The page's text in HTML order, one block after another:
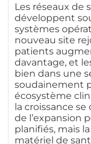
Les réseaux de
développent
systèmes
nouveau site
patients
davantage, et
bien dans une
soudainement
écosystème
la croissance
de l’expansion
planifiés, mais
matériel de